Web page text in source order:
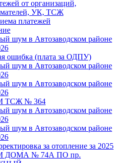
от организаций,
УК, ТСЖ
платежей
шум в Автозаводском районе
ошибка (плата за ОДПУ)
шум в Автозаводском районе
шум в Автозаводском районе
ТСЖ № 364
шум в Автозаводском районе
шум в Автозаводском районе
за отопление за 2025
ДОМА № 74А ПО пр.